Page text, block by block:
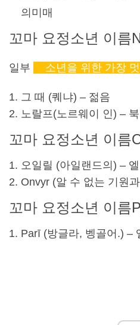
의미 매
꼬마 요정소년 이름
일부 소년을 위한 가장
그 때 (퀘냐) – 젊음
노랄프(노르웨이 인) –
꼬마 요정소년 이름
오일릴 (아일랜드의 ) –
Onvyr (알 수 없는 기원
꼬마 요정소년 이름
Parī (방글라, 벵골어.) –